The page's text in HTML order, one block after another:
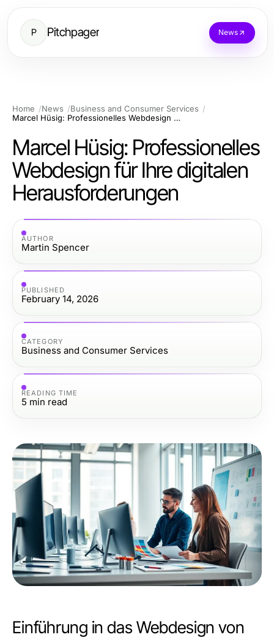
P Pitchpager News
Home News
Business and Consumer Services
Marcel Hüsig: Professionelles Webdesign für Ihre digitalen Herausforderungen
Marcel Hüsig: Professionelles
Webdesign für Ihre digitalen
Herausforderungen
AUTHOR
Martin Spencer
PUBLISHED
February 14, 2026
CATEGORY
Business and Consumer Services
READING TIME
5 min read
Einführung in das Webdesign von